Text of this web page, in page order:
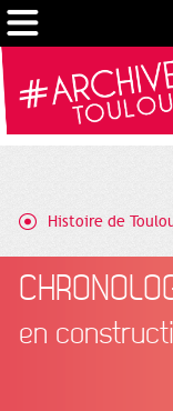
Histoire de
en
Gestion de vos